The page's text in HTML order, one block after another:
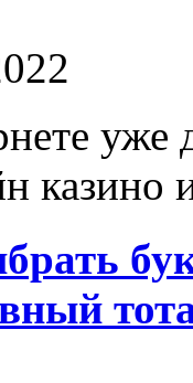
уже
казино